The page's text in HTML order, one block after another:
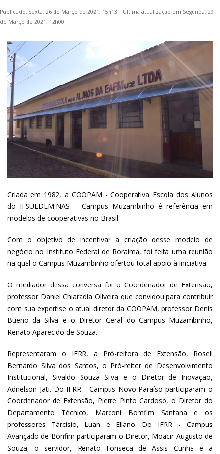
Publicado: Sexta, 26 de Março de 2021, 15h13 | Última atualização em Segunda, 29
de Março de 2021, 12h00
Criada em 1982, a COOPAM - Cooperativa Escola dos Alunos
do IFSULDEMINAS – Campus Muzambinho é referência em
modelos de cooperativas no Brasil.
Com o objetivo de incentivar a criação desse modelo de
negócio no Instituto Federal de Roraima, foi feita uma reunião
na qual o Campus Muzambinho ofertou total apoio à iniciativa.
O mediador dessa conversa foi o Coordenador de Extensão,
professor Daniel Chiaradia Oliveira que convidou para contribuir
com sua expertise o atual diretor da COOPAM, professor Denis
Bueno da Silva e o Diretor Geral do Campus Muzambinho,
Renato Aparecido de Souza.
Representaram o IFRR, a Pró-reitora de Extensão, Roseli
Bernardo Silva dos Santos, o Pró-reitor de Desenvolvimento
Institucional, Sivaldo Souza Silva e o Diretor de Inovação,
Adnelson Jati. Do IFRR - Campus Novo Paraíso participaram o
Coordenador de Extensão, Pierre Pinto Cardoso, o Diretor do
Departamento Técnico, Marconi Bomfim Santana e os
professores Tárcisio, Luan e Ellano. Do IFRR - Campus
Avançado de Bonfim participaram o Diretor, Moacir Augusto de
Souza, o servidor, Renato Fonseca de Assis Cunha e a